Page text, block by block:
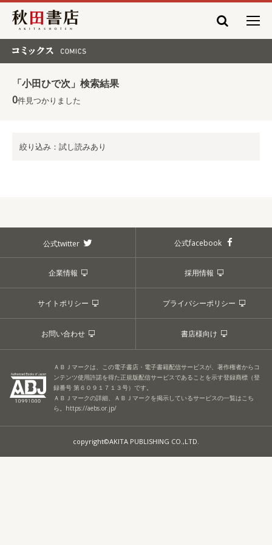
秋田書店
「小田ひで次」検索結果
0件見つかりました
絞り込み：試し読みあり
公式twitter 公式facebook
企業情報 採用情報
サイトポリシー プライバシーポリシー
お問い合わせ 書店様向け
ＡＢＪマークは、この電子書店・電子書籍配信サービスが、著作権者からコ
ンテンツ使用許諾を得た正規版配信サービスであることを示す登録商標（登
録番号 第６０９１７１３号）です。
ＡＢＪマークの詳細、ＡＢＪマークを掲示しているサービスの一覧はこち
ら。 https://aebs.or.jp/
copyright©AKITA PUBLISHING CO.,LTD.